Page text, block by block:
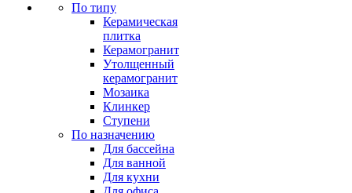
По типу
Керамическая
плитка
Керамогранит
Утолщенный
керамогранит
Мозаика
Клинкер
Ступени
По назначению
Для бассейна
Для ванной
Для кухни